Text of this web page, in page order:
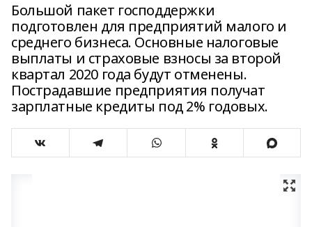
Большой пакет господдержки
подготовлен для предприятий малого и
среднего бизнеса. Основные налоговые
выплаты и страховые взносы за второй
квартал 2020 года будут отменены.
Пострадавшие предприятия получат
зарплатные кредиты под 2% годовых.